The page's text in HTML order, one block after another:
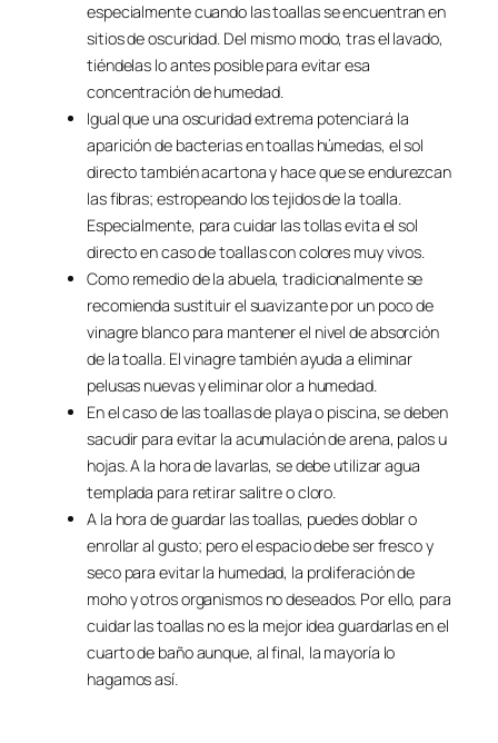
especialmente cuando las toallas se encuentran en
sitios de oscuridad. Del mismo modo, tras el lavado,
tiéndelas lo antes posible para evitar esa
concentración de humedad.
Igual que una oscuridad extrema potenciará la
aparición de bacterias en toallas húmedas, el sol
directo también acartona y hace que se endurezcan
las fibras; estropeando los tejidos de la toalla.
Especialmente, para cuidar las tollas evita el sol
directo en caso de toallas con colores muy vivos.
Como remedio de la abuela, tradicionalmente se
recomienda sustituir el suavizante por un poco de
vinagre blanco para mantener el nivel de absorción
de la toalla. El vinagre también ayuda a eliminar
pelusas nuevas y eliminar olor a humedad.
En el caso de las toallas de playa o piscina, se deben
sacudir para evitar la acumulación de arena, palos u
hojas. A la hora de lavarlas, se debe utilizar agua
templada para retirar salitre o cloro.
A la hora de guardar las toallas, puedes doblar o
enrollar al gusto; pero el espacio debe ser fresco y
seco para evitar la humedad, la proliferación de
moho y otros organismos no deseados. Por ello, para
cuidar las toallas no es la mejor idea guardarlas en el
cuarto de baño aunque, al final, la mayoría lo
hagamos así.